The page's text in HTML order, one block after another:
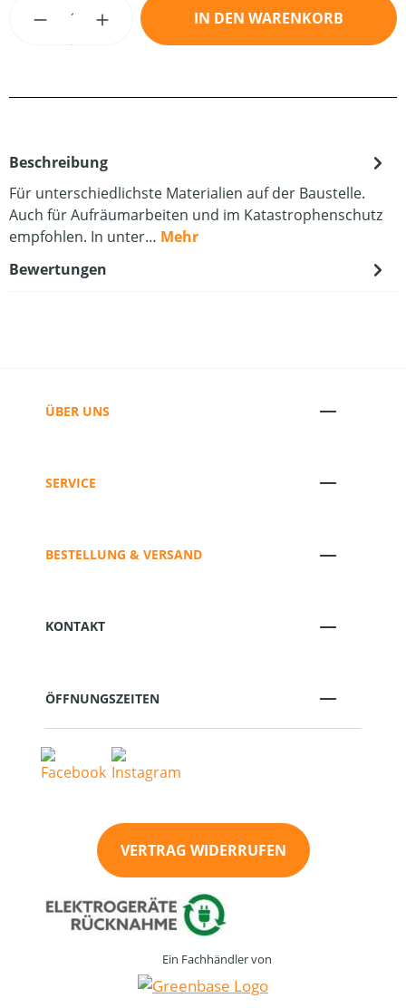
IN DEN WARENKORB
Beschreibung
Für unterschiedlichste Materialien auf der Baustelle.
Auch für Aufräumarbeiten und im Katastrophenschutz
empfohlen. In unter… Mehr
Bewertungen
ÜBER UNS
SERVICE
BESTELLUNG & VERSAND
KONTAKT
ÖFFNUNGSZEITEN
VERTRAG WIDERRUFEN
Ein Fachhändler von